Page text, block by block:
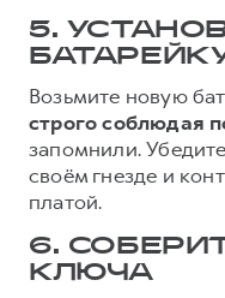
5.
Возьмите новую
строго соблюдая
запомнили.
своём гнезде и
платой.
6.
КЛЮЧА